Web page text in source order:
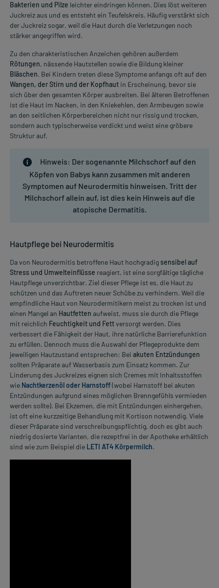
Bakterien und Pilze leichter eindringen können. Dies löst weiteren
Juckreiz aus und es entsteht ein Teufelskreis. Häufig verstärkt sich
der Juckreiz sogar, weil die Haut durch die Verletzungen noch
stärker angegriffen wird.
Zu den charakteristischen Anzeichen gehören außerdem
Rötungen, nässende Hautstellen sowie die Bildung kleiner
Bläschen. Bei Kindern treten diese Symptome anfangs oft auf den
Wangen, der Stirn und der Kopfhaut in Erscheinung, bevor sie
sich über den gesamten Körper ausbreiten. Bei älteren Betroffenen
ist die Haut im Nacken, in den Kniekehlen, den Armbeugen sowie
an den seitlichen Körperbereichen nicht nur rissig und trocken,
sondern auch typischerweise verdickt und weist eine gröbere
Struktur auf.
Hinweis: Der sogenannte Milchschorf auf den
Köpfen von Babys kann zusammen mit anderen
Symptomen auf Neurodermitis hinweisen. Tritt der
Milchschorf allein auf, ist dies kein Hinweis auf die
atopische Dermatitis.
Hautpflege bei Neurodermitis
Da von Neurodermitis betroffene Haut hochgradigsensibel auf
Stress und Umwelteinflüsse reagiert, ist eine sorgfältige tägliche
Hautpflege unverzichtbar. Ziel dieser Pflege ist es, die Haut zu
schützen und das Auftreten neuer Schübe zu verhindern. Weil die
empfindliche Haut von Neurodermitikern meist zu trocken ist und
einen Mangel an Hautfetten aufweist, muss sie durch die Pflege
mit reichlich Feuchtigkeit und Fettversorgt werden. Dies
verbessert die Fähigkeit der Haut, ihre natürliche Barrierefunktion
zu erfüllen. Dennoch muss die Auswahl der Pflegeprodukte dem
jeweiligen Hautzustand entsprechen: Bei akuten Entzündungen
sollten Präparate auf Wasserbasis zum Einsatz kommen. Zur
Linderung des Juckreizes eignen sich Cremes mit Inhaltsstoffen
wie Nachtkerzenöl oder Harnstoff(wobei Harnstoff bei akuten
Entzündungen aufgrund eines möglichen Brenngefühls vermieden
werden sollte). Bei Ekzemen, die mit Entzündungen einhergehen,
ist oft eine kurzzeitige Behandlung mit Kortison notwendig. Viele
dieser Präparate sind verschreibungspflichtig, doch es gibt auch
niedrig dosierte Varianten, die rezeptfrei in der Apotheke erhältlich
sind wie zum Beispiel die LETI AT4 Körpermilch.